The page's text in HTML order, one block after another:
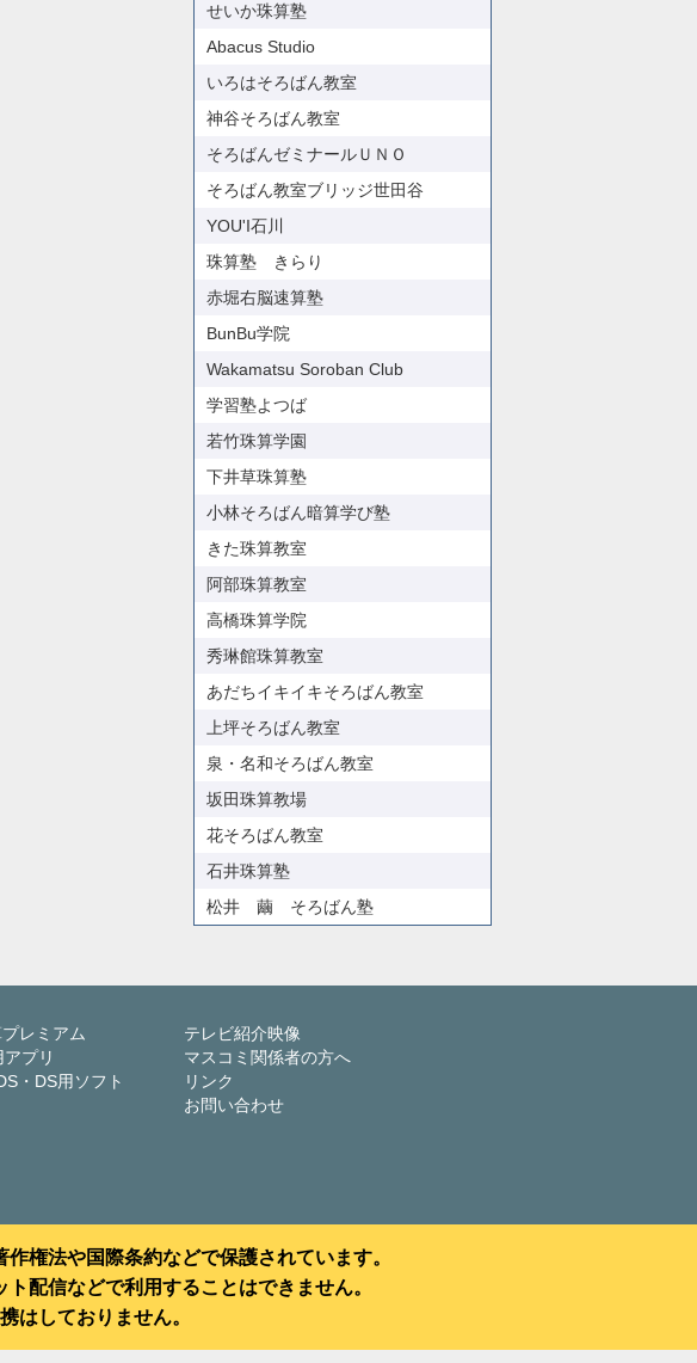
せいか珠算塾
Abacus Studio
いろはそろばん教室
神谷そろばん教室
そろばんゼミナールＵＮＯ
そろばん教室ブリッジ世田谷
YOU'I石川
珠算塾 きらり
赤堀右脳速算塾
BunBu学院
Wakamatsu Soroban Club
学習塾よつば
若竹珠算学園
下井草珠算塾
小林そろばん暗算学び塾
きた珠算教室
阿部珠算教室
高橋珠算学院
秀琳館珠算教室
あだちイキイキそろばん教室
上坪そろばん教室
泉・名和そろばん教室
坂田珠算教場
花そろばん教室
石井珠算塾
松井 繭 そろばん塾
レミアム
プリ
・DS用ソフト
テレビ紹介映像
マスコミ関係者の方へ
リンク
お問い合わせ
権法や国際条約などで保護されています。
配信などで利用することはできません。
はしておりません。